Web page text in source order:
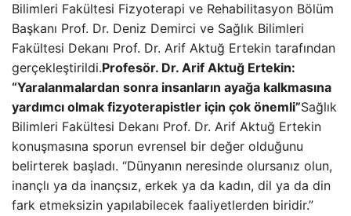
Bilimleri Fakültesi Fizyoterapi ve Rehabilitasyon Bölüm
Başkanı Prof. Dr. Deniz Demirci ve Sağlık Bilimleri
Fakültesi Dekanı Prof. Dr. Arif Aktuğ Ertekin tarafından
gerçekleştirildi.Profesör. Dr. Arif Aktuğ Ertekin:
“Yaralanmalardan sonra insanların ayağa kalkmasına
yardımcı olmak fizyoterapistler için çok önemli”Sağlık
Bilimleri Fakültesi Dekanı Prof. Dr. Arif Aktuğ Ertekin
konuşmasına sporun evrensel bir değer olduğunu
belirterek başladı. “Dünyanın neresinde olursanız olun,
inançlı ya da inançsız, erkek ya da kadın, dil ya da din
fark etmeksizin yapılabilecek faaliyetlerden biridir.”